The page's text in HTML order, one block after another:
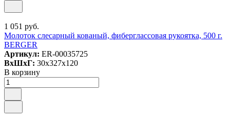
1 051 руб.
Молоток слесарный кованый, фиберглассовая рукоятка, 500 г.
BERGER
Артикул: ER-00035725
ВxШxГ: 30x327x120
В корзину